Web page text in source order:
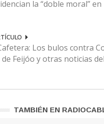
la “doble moral” en
Los bulos contra
Feijóo y otras noticias
TAMBIÉN EN